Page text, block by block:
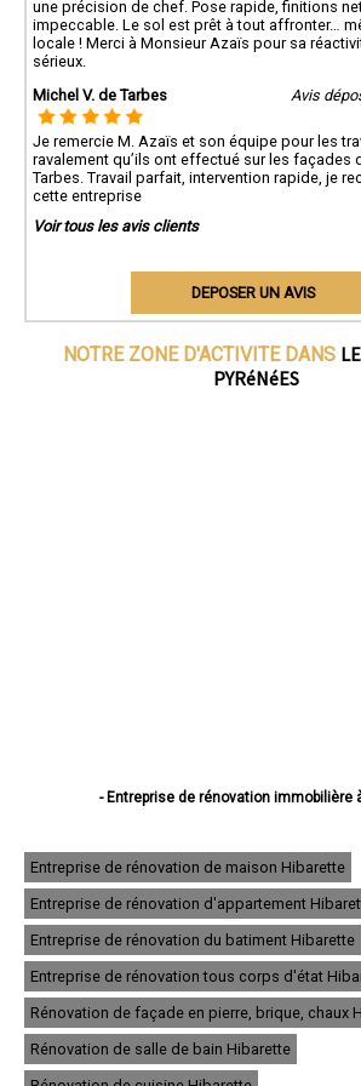
une précision de chef. Pose rapide, finitions
impeccable. Le sol est prêt à tout affronter…
locale ! Merci à Monsieur Azaïs pour sa
sérieux.
Michel V. de Tarbes
Avis
Je remercie M. Azaïs et son équipe pour les
ravalement qu’ils ont effectué sur les façades
Tarbes. Travail parfait, intervention rapide, je
cette entreprise
Voir tous les avis clients
DEPOSER UN AVIS
NOTRE ZONE D'ACTIVITE DANS
PYRéNéES
- Entreprise de rénovation immobilière
- Entreprise de rénovation immobilière à
- Entreprise de rénovation immobilière à
- Entreprise de rénovation immobilière à
- Entreprise de rénovation immobilière à
- Entreprise de rénovation immobilière à
- Entreprise de rénovation immobilière
- Entreprise de rénovation immobilière à
- Entreprise de rénovation immobilière à
- Entreprise de rénovation immobilière
- Entreprise de rénovation immobilière
- Entreprise de rénovation immobilière
Entreprise de rénovation de maison Hibarette
Entreprise de rénovation d'appartement
Entreprise de rénovation du batiment Hibarette
Entreprise de rénovation tous corps d'état
Rénovation de façade en pierre, brique, chaux
Rénovation de salle de bain Hibarette